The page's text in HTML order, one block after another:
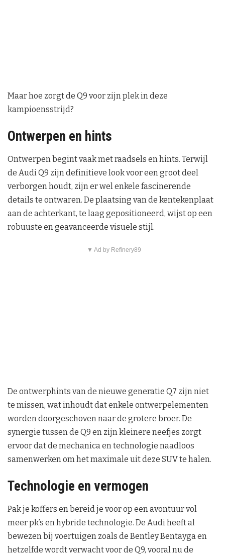
Maar hoe zorgt de Q9 voor zijn plek in deze
kampioensstrijd?
Ontwerpen en hints
Ontwerpen begint vaak met raadsels en hints. Terwijl
de Audi Q9 zijn definitieve look voor een groot deel
verborgen houdt, zijn er wel enkele fascinerende
details te ontwaren. De plaatsing van de kentekenplaat
aan de achterkant, te laag gepositioneerd, wijst op een
robuuste en geavanceerde visuele stijl.
▼ Ad by Refinery89
De ontwerphints van de nieuwe generatie Q7 zijn niet
te missen, wat inhoudt dat enkele ontwerpelementen
worden doorgeschoven naar de grotere broer. De
synergie tussen de Q9 en zijn kleinere neefjes zorgt
ervoor dat de mechanica en technologie naadloos
samenwerken om het maximale uit deze SUV te halen.
Technologie en vermogen
Pak je koffers en bereid je voor op een avontuur vol
meer pk’s en hybride technologie. De Audi heeft al
bewezen bij voertuigen zoals de Bentley Bentayga en
hetzelfde wordt verwacht voor de Q9, vooral nu de